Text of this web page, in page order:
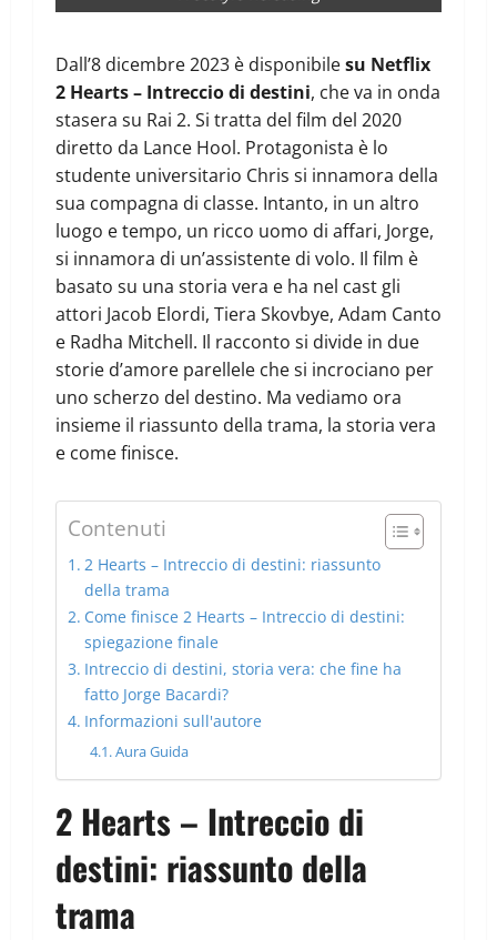
Dall’8 dicembre 2023 è disponibilesu Netflix
2 Hearts – Intreccio di destini, che va in onda
stasera su Rai 2. Si tratta del film del 2020
diretto da Lance Hool. Protagonista è lo
studente universitario Chris si innamora della
sua compagna di classe. Intanto, in un altro
luogo e tempo, un ricco uomo di affari, Jorge,
si innamora di un’assistente di volo. Il film è
basato su una storia vera e ha nel cast gli
attori Jacob Elordi, Tiera Skovbye, Adam Canto
e Radha Mitchell. Il racconto si divide in due
storie d’amore parellele che si incrociano per
uno scherzo del destino. Ma vediamo ora
insieme il riassunto della trama, la storia vera
e come finisce.
Contenuti
2 Hearts – Intreccio di destini: riassunto
della trama
Come finisce 2 Hearts – Intreccio di destini:
spiegazione finale
Intreccio di destini, storia vera: che fine ha
fatto Jorge Bacardi?
Informazioni sull'autore
Aura Guida
2 Hearts – Intreccio di
destini: riassunto della
trama